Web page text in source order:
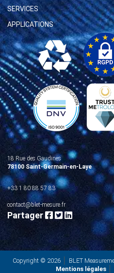
SERVICES
APPLICATIONS
18 Rue des Gaudines
78100 Saint-Germain-en-Laye
+33 1 80 88 57 83
contact@blet-mesure.fr
Partager
Copyright © 2026 BLET
Mentions légales